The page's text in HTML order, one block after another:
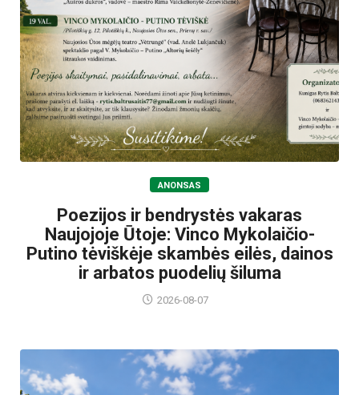
ANONSAS
Poezijos ir bendrystės vakaras
Naujojoje Ūtoje: Vinco Mykolaičio-
Putino tėviškėje skambės eilės, dainos
ir arbatos puodelių šiluma
2026-08-07